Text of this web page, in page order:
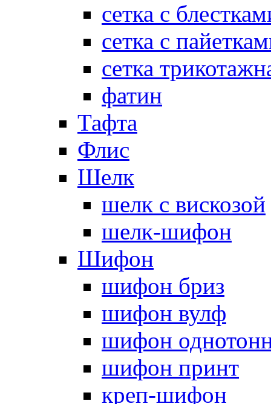
сетка с
сетка с
сетка
фатин
Тафта
Флис
Шелк
шелк с вискозой
шелк-шифон
Шифон
шифон бриз
шифон вулф
шифон
шифон принт
креп-шифон